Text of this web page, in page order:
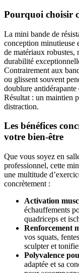
Pourquoi choisir
La mini bande de
conception minutieuse
de matériaux robustes,
durabilité
Contrairement aux
ou glissent souvent
doublure
Résultat : un maintien
distraction.
Les bénéfices
votre bien-être
Que vous soyez en
professionnel, cette
une multitude
concrètement :
Activation
échauffements
quadriceps et
Renforcement
vos squats,
sculpter et
Polyvalence
adaptée et sa